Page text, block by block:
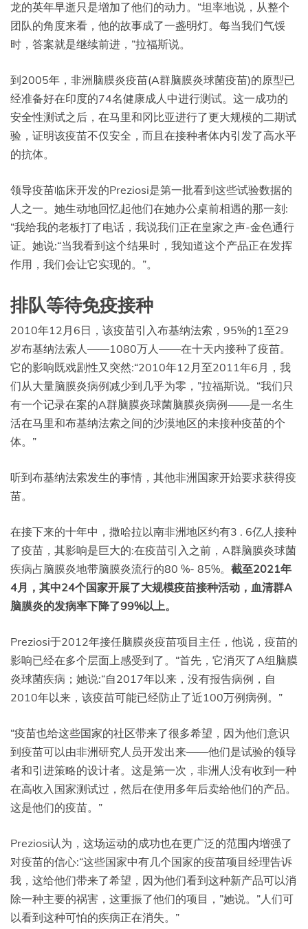
龙的英年早逝只是增加了他们的动力。“坦率地说，从整个
团队的角度来看，他的故事成了一盏明灯。每当我们气馁
时，答案就是继续前进，”拉福斯说。
到2005年，非洲脑膜炎疫苗(A群脑膜炎球菌疫苗)的原型已
经准备好在印度的74名健康成人中进行测试。这一成功的
安全性测试之后，在马里和冈比亚进行了更大规模的二期试
验，证明该疫苗不仅安全，而且在接种者体内引发了高水平
的抗体。
领导疫苗临床开发的Preziosi是第一批看到这些试验数据的
人之一。她生动地回忆起他们在她办公桌前相遇的那一刻:
“我给我的老板打了电话，我说我们正在皇家之声-金色通行
证。她说:“当我看到这个结果时，我知道这个产品正在发挥
作用，我们会让它实现的。”。
排队等待免疫接种
2010年12月6日，该疫苗引入布基纳法索，95%的1至29
岁布基纳法索人——1080万人——在十天内接种了疫苗。
它的影响既戏剧性又突然:“2010年12月至2011年6月，我
们从大量脑膜炎病例减少到几乎为零，”拉福斯说。“我们只
有一个记录在案的A群脑膜炎球菌脑膜炎病例——是一名生
活在马里和布基纳法索之间的沙漠地区的未接种疫苗的个
体。”
听到布基纳法索发生的事情，其他非洲国家开始要求获得疫
苗。
在接下来的十年中，撒哈拉以南非洲地区约有3 . 6亿人接种
了疫苗，其影响是巨大的:在疫苗引入之前，A群脑膜炎球菌
疾病占脑膜炎地带脑膜炎流行的80 %- 85%。 截至2021年
4月，其中24个国家开展了大规模疫苗接种活动，血清群A
脑膜炎的发病率下降了99%以上。
Preziosi于2012年接任脑膜炎疫苗项目主任，他说，疫苗的
影响已经在多个层面上感受到了。“首先，它消灭了A组脑膜
炎球菌疾病；她说:“自2017年以来，没有报告病例，自
2010年以来，该疫苗可能已经防止了近100万例病例。”
“疫苗也给这些国家的社区带来了很多希望，因为他们意识
到疫苗可以由非洲研究人员开发出来——他们是试验的领导
者和引进策略的设计者。这是第一次，非洲人没有收到一种
在高收入国家测试过，然后在使用多年后卖给他们的产品。
这是他们的疫苗。”
Preziosi认为，这场运动的成功也在更广泛的范围内增强了
对疫苗的信心:“这些国家中有几个国家的疫苗项目经理告诉
我，这给他们带来了希望，因为他们看到这种新产品可以消
除一种主要的祸害，这重振了他们的项目，”她说。”人们可
以看到这种可怕的疾病正在消失。”